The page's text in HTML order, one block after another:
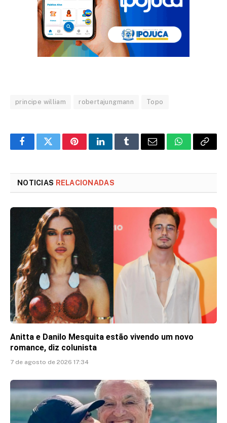
principe william robertajungmann Topo
FacebookTwitterPinterestLinkedInTumblrEmail WhatsApp
Copy
NOTICIAS RELACIONADAS
Anitta e Danilo Mesquita estão vivendo um novo
romance, diz colunista
7 de agosto de 2026 17:34